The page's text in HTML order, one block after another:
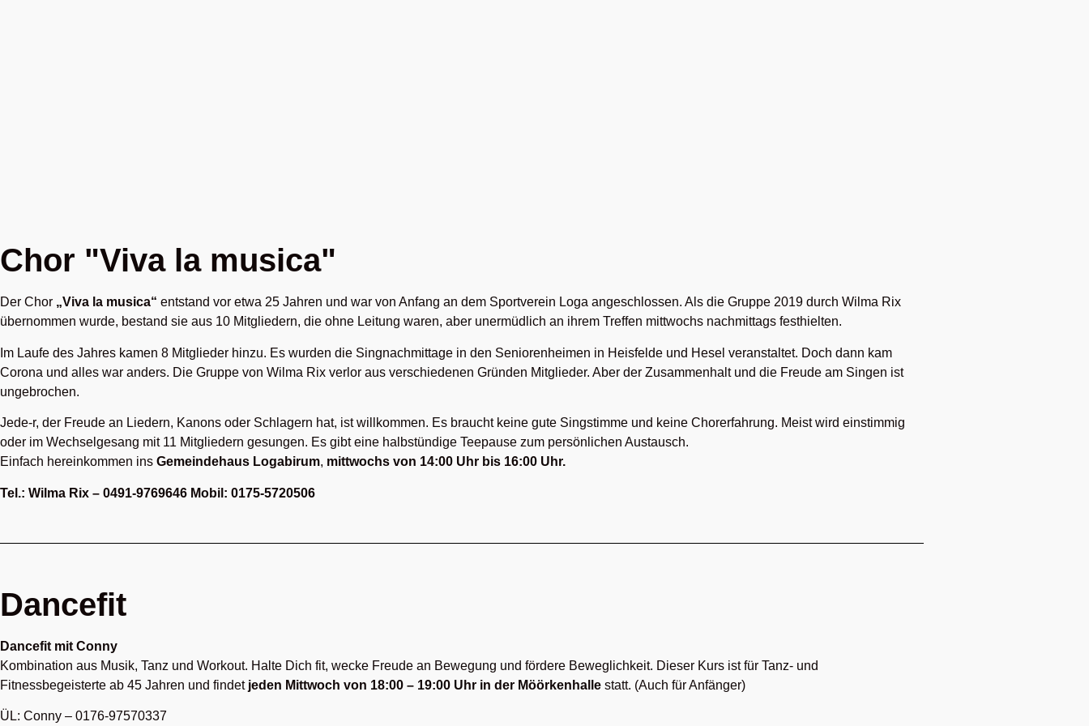
Chor "Viva la musica"
Der Chor „Viva la musica“ entstand vor etwa 25 Jahren und war von Anfang an dem Sportverein Loga angeschlossen. Als die Gruppe 2019 durch Wilma Rix
übernommen wurde, bestand sie aus 10 Mitgliedern, die ohne Leitung waren, aber unermüdlich an ihrem Treffen mittwochs nachmittags festhielten.
Im Laufe des Jahres kamen 8 Mitglieder hinzu. Es wurden die Singnachmittage in den Seniorenheimen in Heisfelde und Hesel veranstaltet. Doch dann kam
Corona und alles war anders. Die Gruppe von Wilma Rix verlor aus verschiedenen Gründen Mitglieder. Aber der Zusammenhalt und die Freude am Singen ist
ungebrochen.
Jede-r, der Freude an Liedern, Kanons oder Schlagern hat, ist willkommen. Es braucht keine gute Singstimme und keine Chorerfahrung. Meist wird einstimmig
oder im Wechselgesang mit 11 Mitgliedern gesungen. Es gibt eine halbstündige Teepause zum persönlichen Austausch.
Einfach hereinkommen ins Gemeindehaus Logabirum, mittwochs von 14:00 Uhr bis 16:00 Uhr.
Tel.: Wilma Rix – 0491-9769646 Mobil: 0175-5720506
Dancefit
Dancefit mit Conny
Kombination aus Musik, Tanz und Workout. Halte Dich fit, wecke Freude an Bewegung und fördere Beweglichkeit. Dieser Kurs ist für Tanz- und
Fitnessbegeisterte ab 45 Jahren und findet jeden Mittwoch von 18:00 – 19:00 Uhr in der Möörkenhalle statt. (Auch für Anfänger)
ÜL: Conny – 0176-97570337